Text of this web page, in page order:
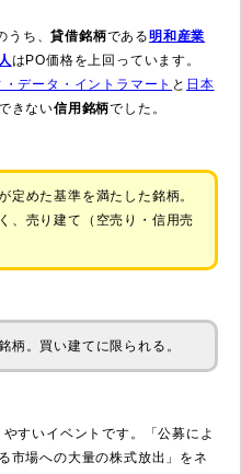
うち、貸借銘柄である明和産業
はPO価格を上回っています。
データ・イントラマート と 日本
きない信用銘柄でした。
定めた基準を満たした銘柄。
、売り建て（空売り・信用売
柄。買い建てに限られる。
すいイベントです。「公募によ
市場への大量の株式放出」をネ